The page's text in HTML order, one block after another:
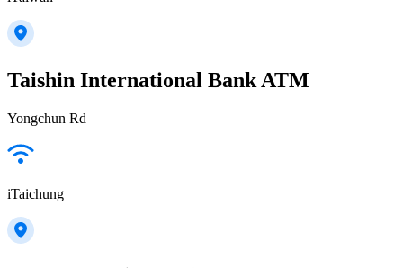
Taishin International Bank ATM
Yongchun Rd
iTaichung